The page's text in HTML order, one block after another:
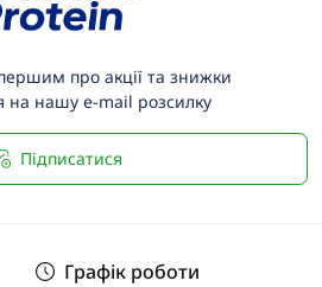
про акції та знижки
на нашу e-mail розсилку
Підписатися
Графік роботи